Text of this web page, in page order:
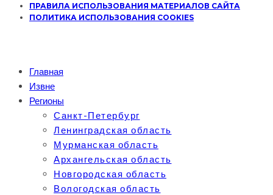
ПРАВИЛА ИСПОЛЬЗОВАНИЯ МАТЕРИАЛОВ САЙТА
ПОЛИТИКА ИСПОЛЬЗОВАНИЯ COOKIES
Главная
Извне
Регионы
Санкт-Петербург
Ленинградская область
Мурманская область
Архангельская область
Новгородская область
Вологодская область